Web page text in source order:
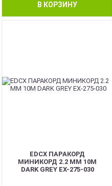
В КОРЗИНУ
EDCX ПАРАКОРД
МИНИКОРД 2.2 ММ 10М
DARK GREY EX-275-030